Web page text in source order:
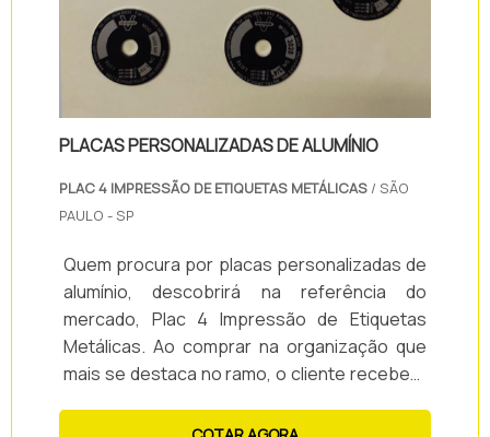
PLACAS PERSONALIZADAS DE ALUMÍNIO
PLAC 4 IMPRESSÃO DE ETIQUETAS METÁLICAS / SÃO
PAULO - SP
Quem procura por placas personalizadas de
alumínio, descobrirá na referência do
mercado, Plac 4 Impressão de Etiquetas
Metálicas. Ao comprar na organização que
mais se destaca no ramo, o cliente receberá
garantia de adquirir produtos que solucionem